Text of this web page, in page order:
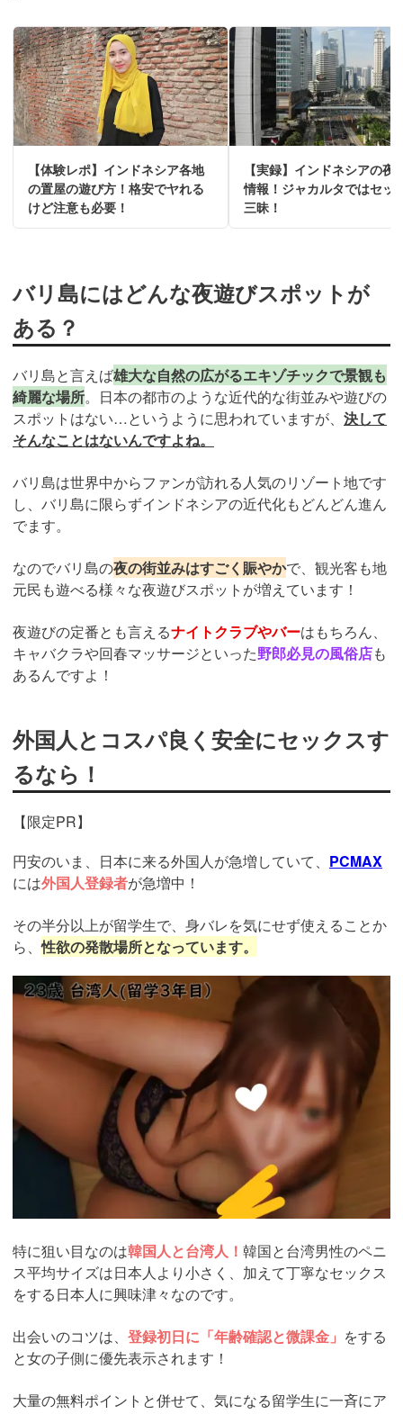
【体験レポ】インドネシア各地
の置屋の遊び方！格安でヤれる
けど注意も必要！
【実録】インドネシアの夜
情報！ジャカルタではセッ
三昧！
バリ島にはどんな夜遊びスポットが
ある？
バリ島と言えば雄大な自然の広がるエキゾチックで景観も
綺麗な場所。日本の都市のような近代的な街並みや遊びの
スポットはない…というように思われていますが、 決して
そんなことはないんですよね。
バリ島は世界中からファンが訪れる人気のリゾート地です
し、バリ島に限らずインドネシアの近代化もどんどん進ん
でます。
なのでバリ島の夜の街並みはすごく賑やかで、観光客も地
元民も遊べる様々な夜遊びスポットが増えています！
夜遊びの定番とも言えるナイトクラブやバーはもちろん、
キャバクラや回春マッサージといった野郎必見の風俗店も
あるんですよ！
外国人とコスパ良く安全にセックスす
るなら！
【限定PR】
円安のいま、日本に来る外国人が急増していて、 PCMAX
には外国人登録者が急増中！
その半分以上が留学生で、身バレを気にせず使えることか
ら、性欲の発散場所となっています。
https://pcmax.jp/lp/?
ad_id=rm307152
特に狙い目なのは韓国人と台湾人！ 韓国と台湾男性のペニ
ス平均サイズは日本人より小さく、加えて丁寧なセックス
をする日本人に興味津々なのです。
出会いのコツは、 登録初日に「年齢確認と微課金」 をする
と女の子側に優先表示されます！
大量の無料ポイントと併せて、気になる留学生に一斉にア